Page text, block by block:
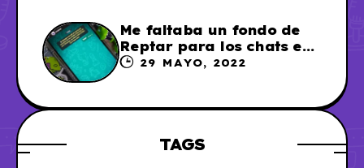
Me faltaba un fondo de
Reptar para los chats en
WhatsApp, así que me lo
29 MAYO, 2022
TAGS